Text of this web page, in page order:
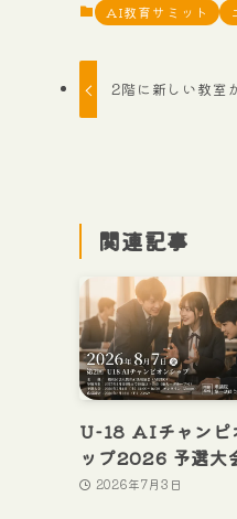
AI教育サミット
2階に新しい教室
関連記事
U-18 AIチャンピ
ップ2026 予選大
2026年7月3日